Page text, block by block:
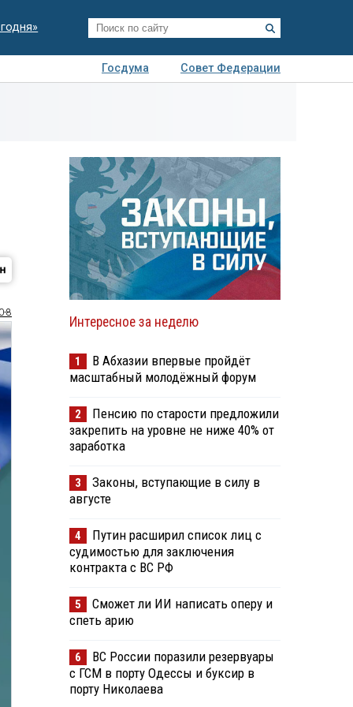
Госдума
Совет Федерации
8
Интересное за неделю
1
В Абхазии впервые пройдёт
масштабный молодёжный форум
2
Пенсию по старости предложили
закрепить на уровне не ниже 40% от
заработка
3
Законы, вступающие в силу в
августе
4
Путин расширил список лиц с
судимостью для заключения
контракта с ВС РФ
5
Сможет ли ИИ написать оперу и
спеть арию
6
ВС России поразили резервуары
с ГСМ в порту Одессы и буксир в
порту Николаева